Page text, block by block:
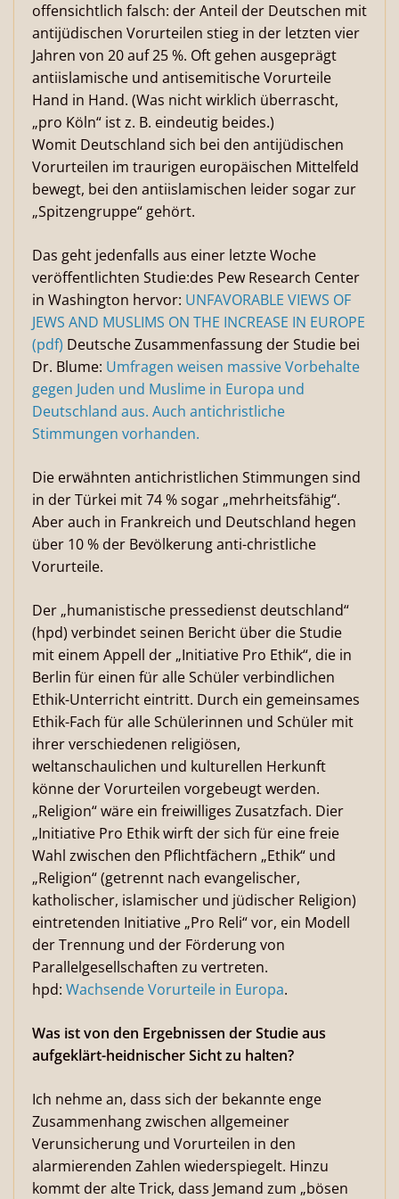
offensichtlich falsch: der Anteil der Deutschen mit
antijüdischen Vorurteilen stieg in der letzten vier
Jahren von 20 auf 25 %. Oft gehen ausgeprägt
antiislamische und antisemitische Vorurteile
Hand in Hand. (Was nicht wirklich überrascht,
„pro Köln“ ist z. B. eindeutig beides.)
Womit Deutschland sich bei den antijüdischen
Vorurteilen im traurigen europäischen Mittelfeld
bewegt, bei den antiislamischen leider sogar zur
„Spitzengruppe“ gehört.
Das geht jedenfalls aus einer letzte Woche
veröffentlichten Studie:des Pew Research Center
in Washington hervor: UNFAVORABLE VIEWS OF
JEWS AND MUSLIMS ON THE INCREASE IN EUROPE
(pdf) Deutsche Zusammenfassung der Studie bei
Dr. Blume: Umfragen weisen massive Vorbehalte
gegen Juden und Muslime in Europa und
Deutschland aus. Auch antichristliche
Stimmungen vorhanden.
Die erwähnten antichristlichen Stimmungen sind
in der Türkei mit 74 % sogar „mehrheitsfähig“.
Aber auch in Frankreich und Deutschland hegen
über 10 % der Bevölkerung anti-christliche
Vorurteile.
Der „humanistische pressedienst deutschland“
(hpd) verbindet seinen Bericht über die Studie
mit einem Appell der „Initiative Pro Ethik“, die in
Berlin für einen für alle Schüler verbindlichen
Ethik-Unterricht eintritt. Durch ein gemeinsames
Ethik-Fach für alle Schülerinnen und Schüler mit
ihrer verschiedenen religiösen,
weltanschaulichen und kulturellen Herkunft
könne der Vorurteilen vorgebeugt werden.
„Religion“ wäre ein freiwilliges Zusatzfach. Dier
„Initiative Pro Ethik wirft der sich für eine freie
Wahl zwischen den Pflichtfächern „Ethik“ und
„Religion“ (getrennt nach evangelischer,
katholischer, islamischer und jüdischer Religion)
eintretenden Initiative „Pro Reli“ vor, ein Modell
der Trennung und der Förderung von
Parallelgesellschaften zu vertreten.
hpd: Wachsende Vorurteile in Europa.
Was ist von den Ergebnissen der Studie aus
aufgeklärt-heidnischer Sicht zu halten?
Ich nehme an, dass sich der bekannte enge
Zusammenhang zwischen allgemeiner
Verunsicherung und Vorurteilen in den
alarmierenden Zahlen wiederspiegelt. Hinzu
kommt der alte Trick, dass Jemand zum „bösen